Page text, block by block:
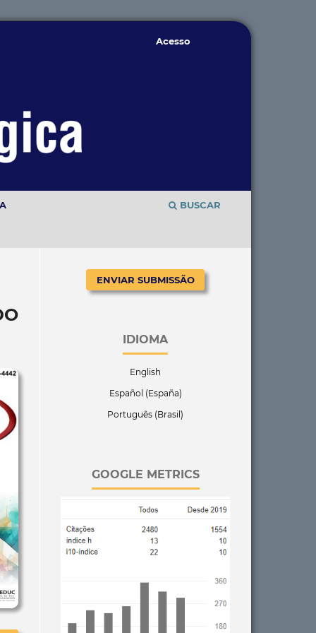
BUSCAR
Acesso
ENVIAR SUBMISSÃO
IDIOMA
English
Español (España)
Português (Brasil)
GOOGLE METRICS